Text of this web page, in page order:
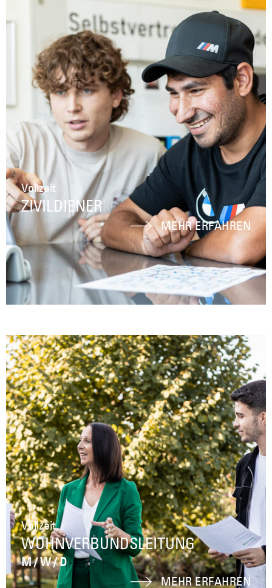
Vollzeit
ZIVILDIENER
MEHR ERFAHREN
Vollzeit
WOHNVERBUNDSLEITUNG
M / W / D
MEHR ERFAHREN